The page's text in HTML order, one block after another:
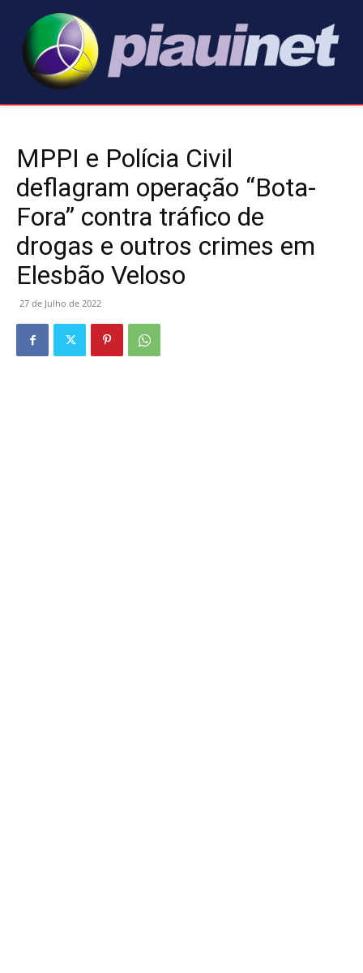
MPPI e Polícia Civil
deflagram operação “Bota-
Fora” contra tráfico de
drogas e outros crimes em
Elesbão Veloso
27 de Julho de 2022